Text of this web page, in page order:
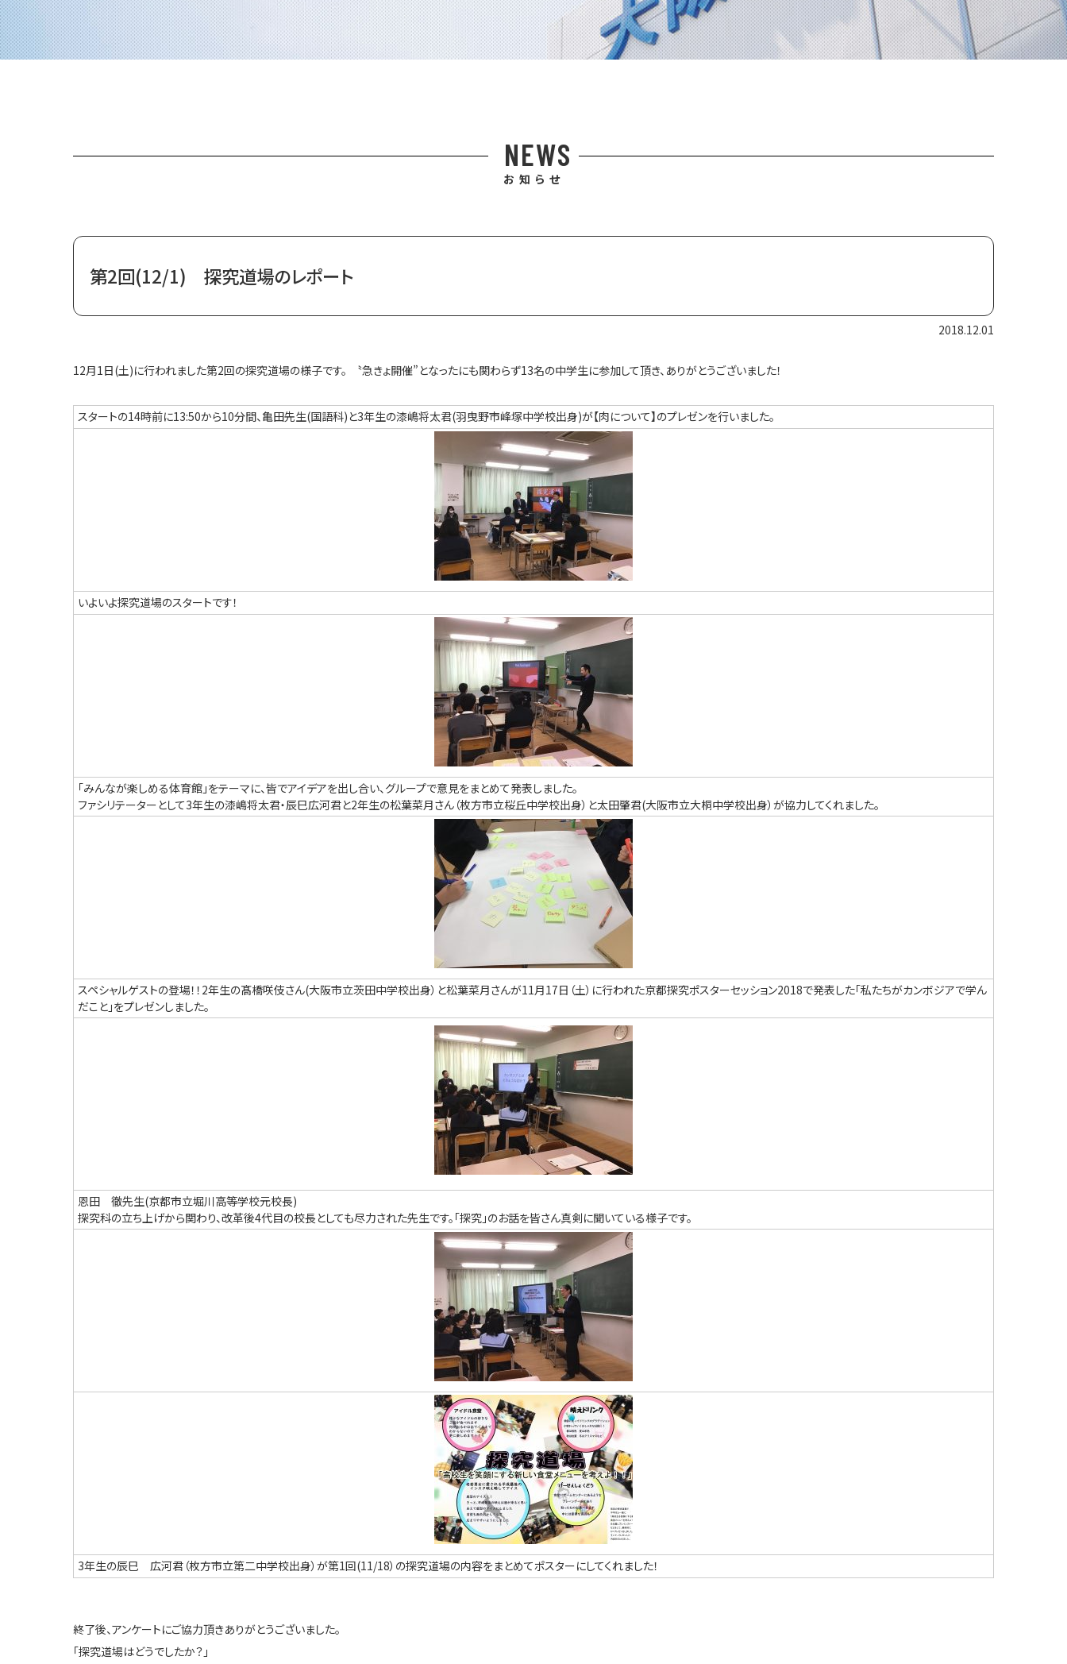
NEWS
お知らせ
第2回(12/1) 探究道場のレポート
2018.12.01
12月1日(土)に行われました第2回の探究道場の様子です。 〝急きょ開催”となったにも関わらず13名の中学生に参加して頂き、ありがとうございました！
スタートの14時前に13:50から10分間、亀田先生(国語科)と3年生の漆嶋将太君(羽曳野市峰塚中学校出身)が【肉について】のプレゼンを行いました。
いよいよ探究道場のスタートです！
「みんなが楽しめる体育館｣をテーマに、皆でアイデアを出し合い、グループで意見をまとめて発表しました。
ファシリテーターとして3年生の漆嶋将太君・辰巳広河君と2年生の松葉菜月さん（枚方市立桜丘中学校出身）と太田肇君(大阪市立大桐中学校出身）が協力してくれました。
スペシャルゲストの登場！！2年生の髙橋咲伎さん(大阪市立茨田中学校出身）と松葉菜月さんが11月17日（土）に行われた京都探究ポスターセッション2018で発表した「私たちがカンボジアで学ん
だこと｣をプレゼンしました。
恩田 徹先生(京都市立堀川高等学校元校長)
探究科の立ち上げから関わり、改革後4代目の校長としても尽力された先生です。「探究｣のお話を皆さん真剣に聞いている様子です。
3年生の辰巳 広河君（枚方市立第二中学校出身）が第1回(11/18）の探究道場の内容をまとめてポスターにしてくれました！
終了後、アンケートにご協力頂きありがとうございました。
「探究道場はどうでしたか？｣